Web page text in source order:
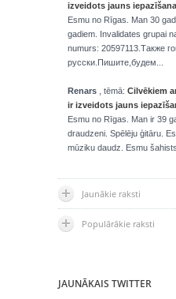
izveidots jauns
Esmu no Rīgas. Man 30
gadiem. Invalidates grupai
numurs: 20597113.Также
русски.Пишите,будем...
Renars , tēmā: Cilvēkiem
ir izveidots jauns
Esmu no Rīgas. Man ir 39
draudzeni. Spēlēju ģitāru.
mūziku daudz. Esmu
Jaunākie raksti
Populārākie raksti
JAUNĀKAIS TWITTER